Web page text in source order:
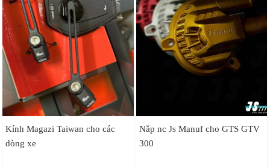
Kính Magazi Taiwan cho các
dòng xe
Nắp nc Js Manuf cho GTS GTV
300